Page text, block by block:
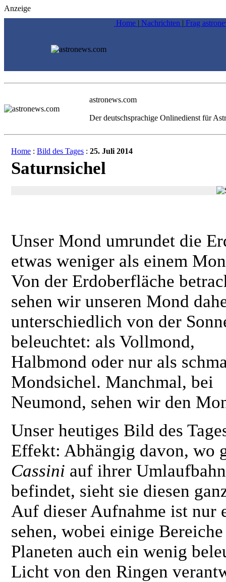
Anzeige
Home | Nachrichten | Frag
astronews.com
Der deutschsprachige Onlinedienst für
Home : Bild des Tages : 25. Juli 2014
Saturnsichel
Unser Mond umrundet die
etwas weniger als einem
Von der Erdoberfläche
sehen wir unseren Mond
unterschiedlich von der
beleuchtet: als Vollmond,
Halbmond oder nur als
Mondsichel. Manchmal, bei
Neumond, sehen wir den
Unser heutiges Bild des
Effekt: Abhängig davon, wo
Cassini auf ihrer
befindet, sieht sie diesen
Auf dieser Aufnahme ist nur
sehen, wobei einige
Planeten auch ein wenig
Licht von den Ringen